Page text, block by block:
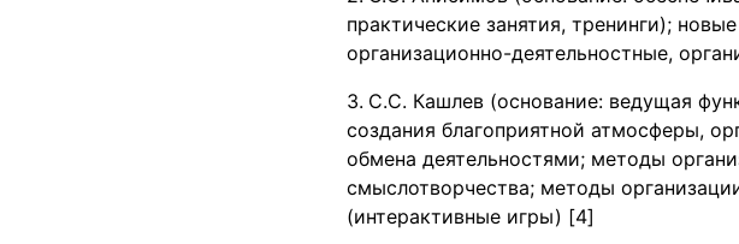
практические занятия, тренинги);
организационно-деятельностные,
С.С. Кашлев (основание: ведущая
создания благоприятной атмосферы,
обмена деятельностями; методы
смыслотворчества; методы
(интерактивные игры) [4]